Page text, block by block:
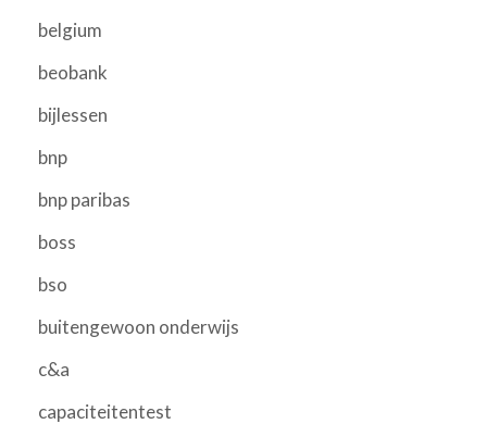
belgium
beobank
bijlessen
bnp
bnp paribas
boss
bso
buitengewoon onderwijs
c&a
capaciteitentest